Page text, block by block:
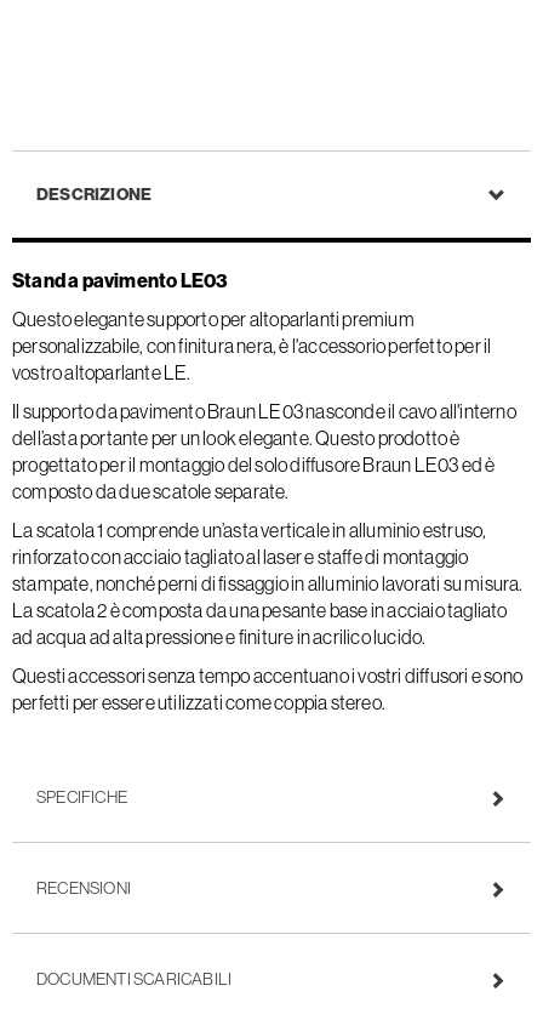
DESCRIZIONE
Stand a pavimento LE03
Questo elegante supporto per altoparlanti premium
personalizzabile, con finitura nera, è l'accessorio perfetto per il
vostro altoparlante LE.
Il supporto da pavimento Braun LE03 nasconde il cavo all'interno
dell’asta portante per un look elegante. Questo prodotto è
progettato per il montaggio del solo diffusore Braun LE03 ed è
composto da due scatole separate.
La scatola 1 comprende un’asta verticale in alluminio estruso,
rinforzato con acciaio tagliato al laser e staffe di montaggio
stampate, nonché perni di fissaggio in alluminio lavorati su misura.
La scatola 2 è composta da una pesante base in acciaio tagliato
ad acqua ad alta pressione e finiture in acrilico lucido.
Questi accessori senza tempo accentuano i vostri diffusori e sono
perfetti per essere utilizzati come coppia stereo.
SPECIFICHE
RECENSIONI
DOCUMENTI SCARICABILI